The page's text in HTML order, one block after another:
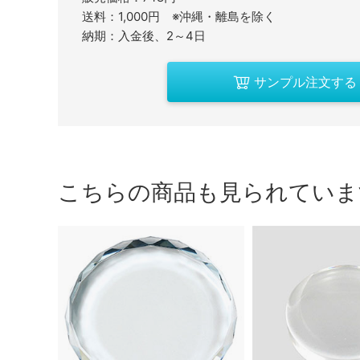
送料：1,000円 ※沖縄・離島を除く
納期：入金後、2～4日
サンプル注文する
こちらの商品も見られてい